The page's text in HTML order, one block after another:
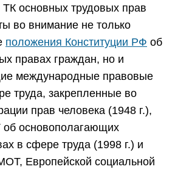
основных трудовых прав
во внимание не только
положения Конституции РФ об
правах граждан, но и
международные правовые
труда, закрепленные во
прав человека (1948 г.),
основополагающих
в сфере труда (1998 г.) и
Европейской социальной